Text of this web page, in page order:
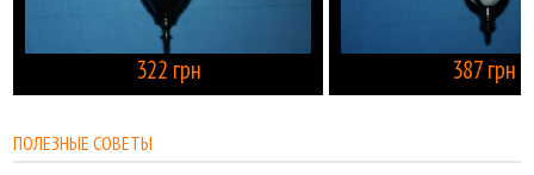
322 грн 387 грн
ПОЛЕЗНЫЕ СОВЕТЫ